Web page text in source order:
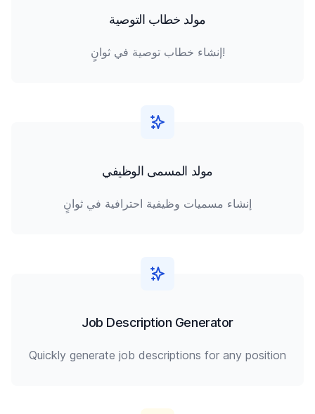
مولد خطاب التوصية
إنشاء خطاب توصية في ثوانٍ!
مولد المسمى الوظيفي
إنشاء مسميات وظيفية احترافية في ثوانٍ
Job Description Generator
Quickly generate job descriptions for any position